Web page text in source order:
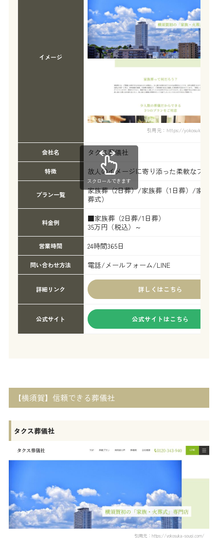
イメージ
引用元：https://yokosuka-
会社名 タクス葬儀社
特徴 故人のイメージに寄り添った柔軟なプラ
プラン一覧
家族葬（2日葬）/家族葬（1日葬）/家族
葬式）
料金例
■家族葬（2日葬/1日葬）
35万円（税込）～
営業時間 24時間365日
問い合わせ方法 電話/メールフォーム/LINE
詳細リンク 詳しくはこちら
公式サイト 公式サイトはこちら
スクロールできます
【横須賀】信頼できる葬儀社
タクス葬儀社
引用元：https://yokosuka-sougi.com/